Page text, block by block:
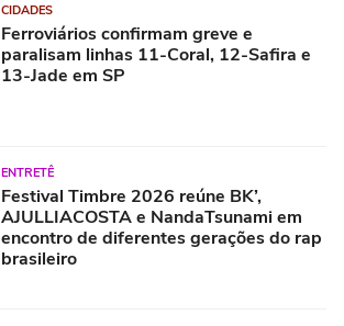
CIDADES
Ferroviários confirmam greve e
paralisam linhas 11-Coral, 12-Safira e
13-Jade em SP
ENTRETÊ
Festival Timbre 2026 reúne BK’,
AJULLIACOSTA e NandaTsunami em
encontro de diferentes gerações do rap
brasileiro